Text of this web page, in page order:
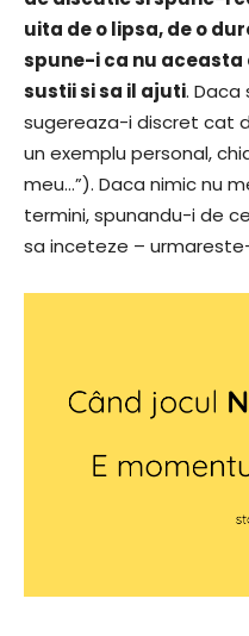
uita de o lipsa, de o
spune-i ca nu
sustii si sa il ajuti. Daca
sugereaza-i discret cat
un exemplu personal,
meu…”). Daca nimic nu
termini, spunandu-i de
sa inceteze –